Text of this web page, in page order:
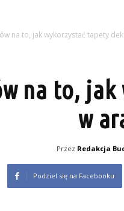
na to, jak wykorzystać tapety
na to,
w
Przez Redakcja
Podziel się na Facebooku